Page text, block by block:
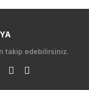
takip edebilirsiniz.